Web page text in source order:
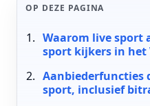
OP DEZE PAGINA
Waarom live sport
sport kijkers in het
Aanbiederfuncties
sport, inclusief